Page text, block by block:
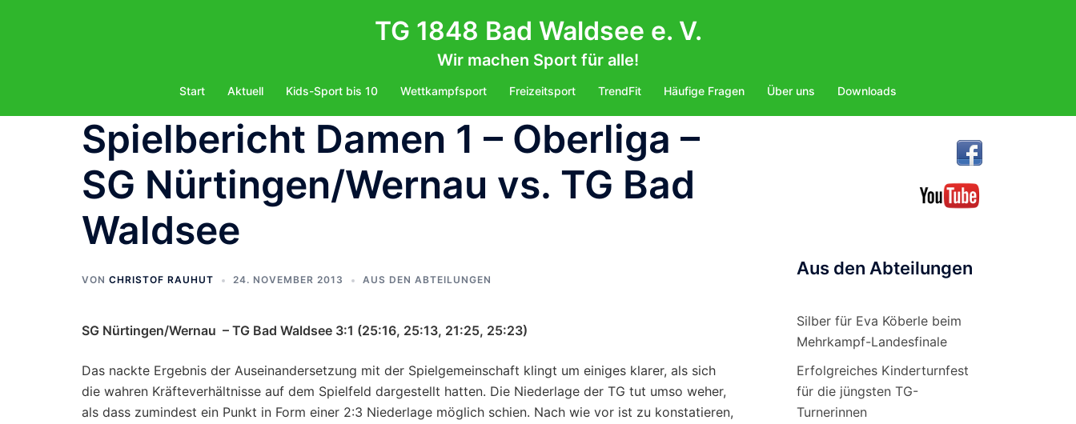
TG 1848 Bad Waldsee e. V.
Wir machen Sport für alle!
Start Aktuell Kids-Sport bis 10 Wettkampfsport Freizeitsport TrendFit Häufige Fragen Über uns Downloads
Spielbericht Damen 1 – Oberliga –
SG Nürtingen/Wernau vs. TG Bad
Waldsee
VON CHRISTOF RAUHUT 24. NOVEMBER 2013 AUS DEN ABTEILUNGEN
SG Nürtingen/Wernau – TG Bad Waldsee 3:1 (25:16, 25:13, 21:25, 25:23)
Das nackte Ergebnis der Auseinandersetzung mit der Spielgemeinschaft klingt um einiges klarer, als sich
die wahren Kräfteverhältnisse auf dem Spielfeld dargestellt hatten. Die Niederlage der TG tut umso weher,
als dass zumindest ein Punkt in Form einer 2:3 Niederlage möglich schien. Nach wie vor ist zu konstatieren,
Aus den Abteilungen
Silber für Eva Köberle beim
Mehrkampf-Landesfinale
Erfolgreiches Kinderturnfest
für die jüngsten TG-
Turnerinnen